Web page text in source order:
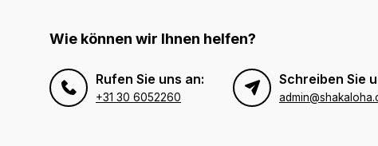
Wie können wir Ihnen helfen?
Rufen Sie uns an:
+31 30 6052260
Schreiben Sie